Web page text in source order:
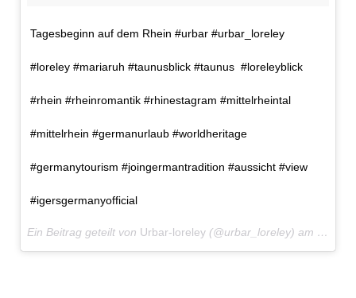
Tagesbeginn auf dem Rhein #urbar #urbar_loreley
#loreley #mariaruh #taunusblick #taunus #loreleyblick
#rhein #rheinromantik #rhinestagram #mittelrheintal
#mittelrhein #germanurlaub #worldheritage
#germanytourism #joingermantradition #aussicht #view
#igersgermanyofficial
Ein Beitrag geteilt von Urbar-loreley (@urbar_loreley) am Feb 1,